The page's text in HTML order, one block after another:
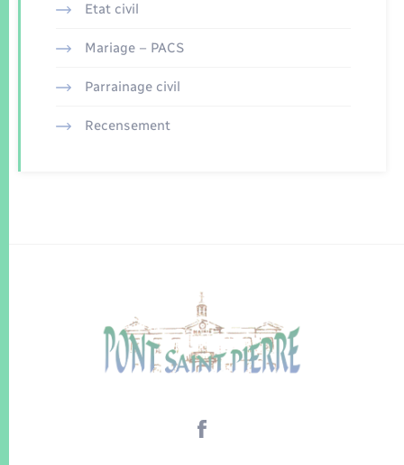
Etat civil
Mariage – PACS
Parrainage civil
Recensement